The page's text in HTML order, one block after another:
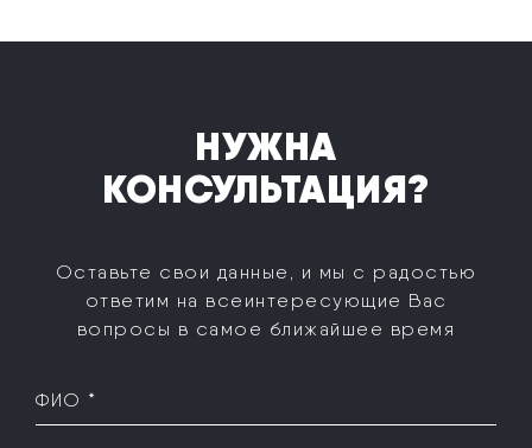
НУЖНА
КОНСУЛЬТАЦИЯ?
Оставьте свои данные, и мы с радостью
ответим на все интересующие Вас
вопросы в самое ближайшее время
ФИО *